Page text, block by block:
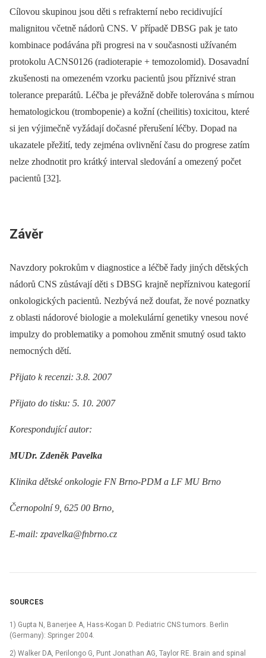
Cílovou skupinou jsou děti s refrakterní nebo recidivující
malignitou včetně nádorů CNS. V případě DBSG pak je tato
kombinace podávána při progresi na v současnosti užívaném
protokolu ACNS0126 (radioterapie + temozolomid). Dosavadní
zkušenosti na omezeném vzorku pacientů jsou příznivé stran
tolerance preparátů. Léčba je převážně dobře tolerována s mírnou
hematologickou (trombopenie) a kožní (cheilitis) toxicitou, které
si jen výjimečně vyžádají dočasné přerušení léčby. Dopad na
ukazatele přežití, tedy zejména ovlivnění času do progrese zatím
nelze zhodnotit pro krátký interval sledování a omezený počet
pacientů [32].
Závěr
Navzdory pokrokům v diagnostice a léčbě řady jiných dětských
nádorů CNS zůstávají děti s DBSG krajně nepříznivou kategorií
onkologických pacientů. Nezbývá než doufat, že nové poznatky
z oblasti nádorové biologie a molekulární genetiky vnesou nové
impulzy do problematiky a pomohou změnit smutný osud takto
nemocných dětí.
Přijato k recenzi: 3.8. 2007
Přijato do tisku: 5. 10. 2007
Korespondující autor:
MUDr. Zdeněk Pavelka
Klinika dětské onkologie FN Brno-PDM a LF MU Brno
Černopolní 9, 625 00 Brno,
E-mail: zpavelka@fnbrno.cz
SOURCES
1) Gupta N, Banerjee A, Hass-Kogan D. Pediatric CNS tumors. Berlin
(Germany): Springer 2004.
2) Walker DA, Perilongo G, Punt Jonathan AG, Taylor RE. Brain and spinal